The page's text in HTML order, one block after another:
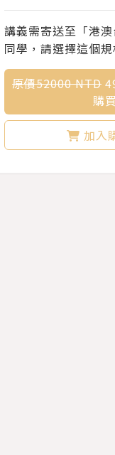
講義需寄送至「港
同學，請選擇這個
原價52000 NTD
購買
加入